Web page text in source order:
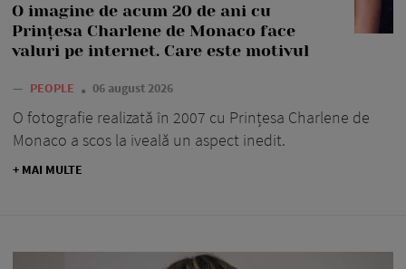
O imagine de acum 20 de ani cu
Prințesa Charlene de Monaco face
valuri pe internet. Care este motivul
— PEOPLE 06 august 2026
O fotografie realizată în 2007 cu Prințesa Charlene de
Monaco a scos la iveală un aspect inedit.
+ MAI MULTE